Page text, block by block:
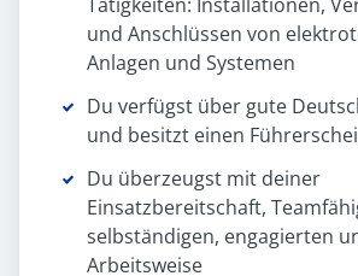
und Anschlüssen von
Anlagen und Systemen
Du verfügst über gute
und besitzt einen
Du überzeugst mit deiner
Einsatzbereitschaft,
selbständigen, engagierten
Arbeitsweise